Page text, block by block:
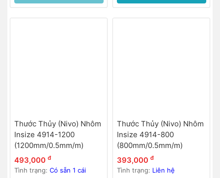
Thước Thủy (Nivo) Nhôm
Insize 4914-1200
(1200mm/0.5mm/m)
493,000 đ
Tình trạng: Có sẵn 1 cái
Thước Thủy (Nivo) Nhôm
Insize 4914-800
(800mm/0.5mm/m)
393,000 đ
Tình trạng: Liên hệ